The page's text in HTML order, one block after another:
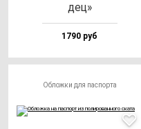
дец»
1790 руб
Обложки для паспорта